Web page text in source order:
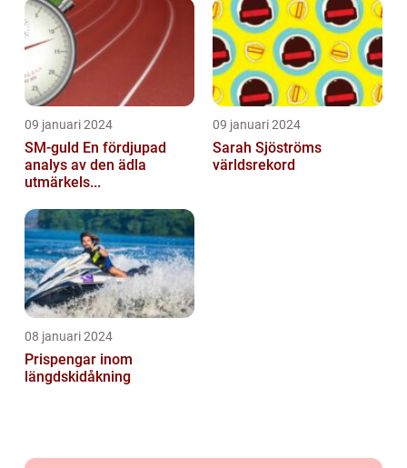
09 januari 2024
SM-guld En fördjupad
analys av den ädla
utmärkels...
09 januari 2024
Sarah Sjöströms
världsrekord
08 januari 2024
Prispengar inom
längdskidåkning